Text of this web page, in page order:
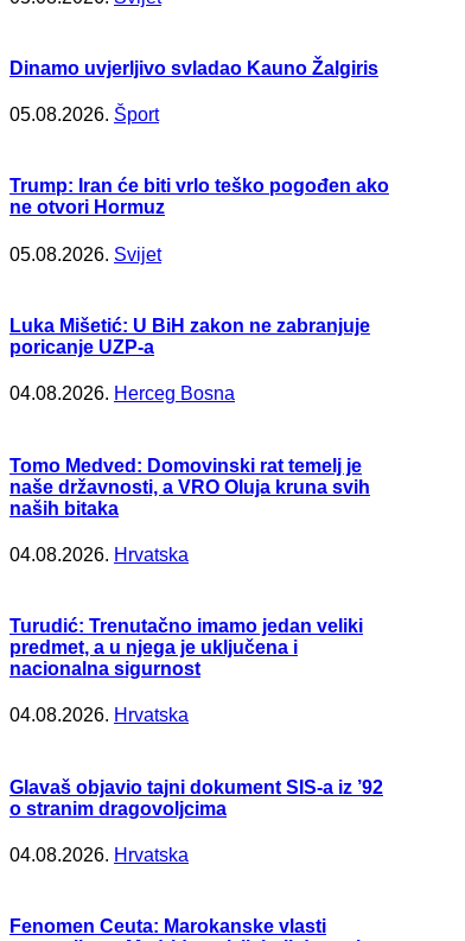
Dinamo uvjerljivo svladao Kauno Žalgiris
05.08.2026. Šport
Trump: Iran će biti vrlo teško pogođen ako
ne otvori Hormuz
05.08.2026. Svijet
Luka Mišetić: U BiH zakon ne zabranjuje
poricanje UZP-a
04.08.2026. Herceg Bosna
Tomo Medved: Domovinski rat temelj je
naše državnosti, a VRO Oluja kruna svih
naših bitaka
04.08.2026. Hrvatska
Turudić: Trenutačno imamo jedan veliki
predmet, a u njega je uključena i
nacionalna sigurnost
04.08.2026. Hrvatska
Glavaš objavio tajni dokument SIS-a iz ’92
o stranim dragovoljcima
04.08.2026. Hrvatska
Fenomen Ceuta: Marokanske vlasti